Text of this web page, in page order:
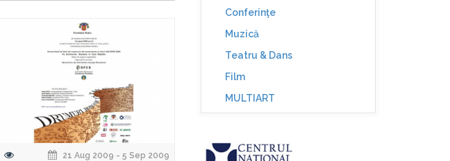
21 Aug 2009 - 5 Sep 2009
Conferinţe
Muzică
Teatru & Dans
Film
MULTIART